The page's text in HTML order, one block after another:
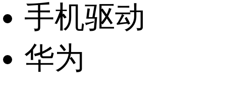
手机驱动
华为